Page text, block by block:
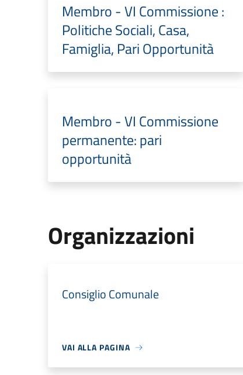
Membro - VI Commissione :
Politiche Sociali, Casa,
Famiglia, Pari Opportunità
Membro - VI Commissione
permanente: pari
opportunità
Organizzazioni
Consiglio Comunale
VAI ALLA PAGINA